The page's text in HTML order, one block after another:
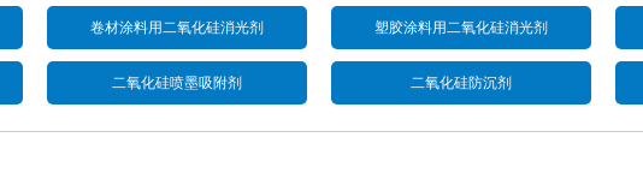
卷材涂料用二氧化硅消光剂 塑胶涂料用二氧化硅消光剂
二氧化硅喷墨吸附剂 二氧化硅防沉剂